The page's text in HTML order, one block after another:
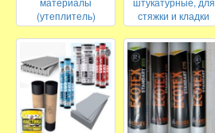
(утеплитель)
стяжки и кладки